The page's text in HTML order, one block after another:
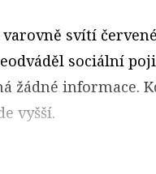
varovně svítí
sociální
žádné informace.
vyšší.